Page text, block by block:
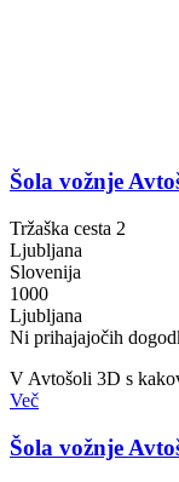
Šola vožnje
Tržaška cesta 2
Ljubljana
Slovenija
1000
Ljubljana
Ni prihajajočih
V Avtošoli 3D s
Več
Šola vožnje